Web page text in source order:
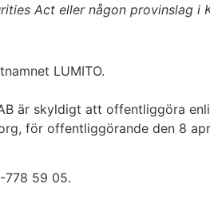
Act eller någon provinslag i
LUMITO.
är skyldigt att offentliggöra
för offentliggörande den 8
778 59 05.